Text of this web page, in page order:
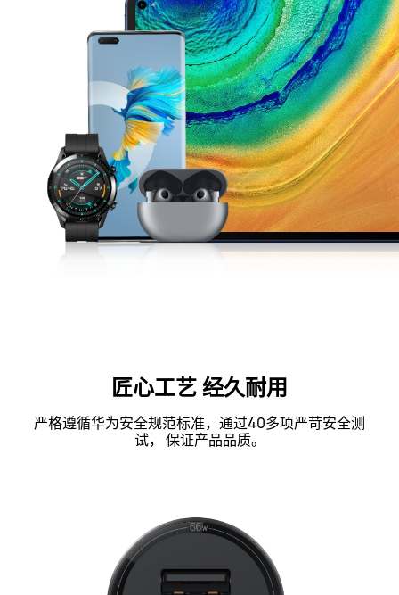
匠心工艺 经久耐用
严格遵循华为安全规范标准，通过40多项严苛安全测
试， 保证产品品质。